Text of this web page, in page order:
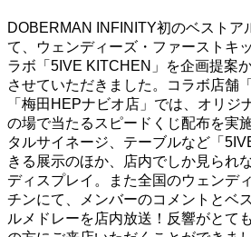
DOBERMAN INFINITY初のベストア
て、ウェンディーズ・ファーストキ
ラボ「5IVE KITCHEN」を企画提案
させていただきました。
コラボ店舗
「梅田HEPナビオ店」では、オリジ
の場で当たるスピードくじ配布を実
タルサイネージ、テーブルなど「
きる展示のほか、店内でしか見られ
ディスプレイ。また全国のウェンデ
チンにて、メンバーのコメントとベ
ルメドレーを店内放送！反響がとて